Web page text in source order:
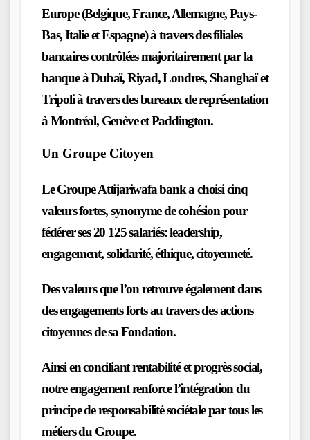
Europe (Belgique, France, Allemagne, Pays-
Bas, Italie et Espagne) à travers des filiales
bancaires contrôlées majoritairement par la
banque à Dubaï, Riyad, Londres, Shanghaï et
Tripoli à travers des bureaux de représentation
à Montréal, Genève et Paddington.
Un Groupe Citoyen
Le Groupe Attijariwafa bank a choisi cinq
valeurs fortes, synonyme de cohésion pour
fédérer ses 20 125 salariés: leadership,
engagement, solidarité, éthique, citoyenneté.
Des valeurs que l’on retrouve également dans
des engagements forts au travers des actions
citoyennes de sa Fondation.
Ainsi en conciliant rentabilité et progrès social,
notre engagement renforce l’intégration du
principe de responsabilité sociétale par tous les
métiers du Groupe.